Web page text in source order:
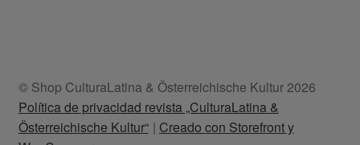
© Shop CulturaLatina & Österreichische Kultur 2026
Política de privacidad revista „CulturaLatina &
Österreichische Kultur“
Creado con Storefront y